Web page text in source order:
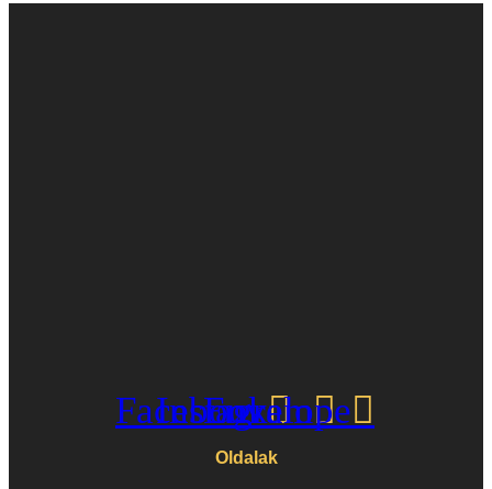
Facebook
Instagram
Envelope
Oldalak